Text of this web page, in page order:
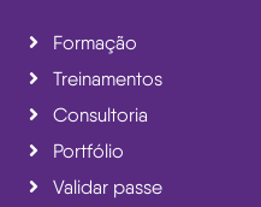
Formação
Treinamentos
Consultoria
Portfólio
Validar passe